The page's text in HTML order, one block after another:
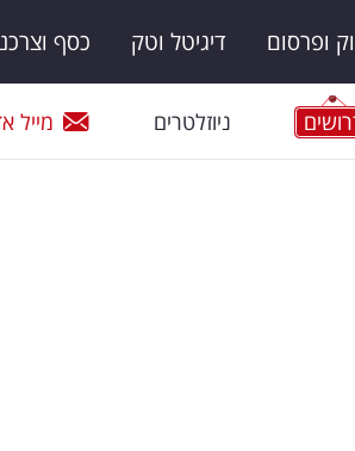
ופרסום דיגיטל וטק כסף
ניוזלטרים מייל